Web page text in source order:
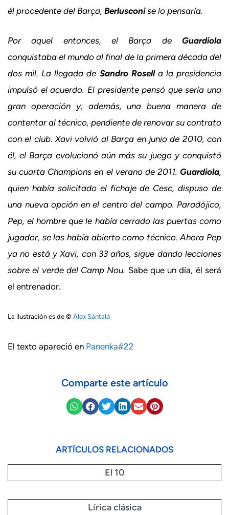
él procedente del Barça, Berlusconise lo pensaría.
Por aquel entonces, el Barça de Guardiola
conquistaba el mundo al final de la primera década del
dos mil. La llegada de Sandro Rosella la presidencia
impulsó el acuerdo. El presidente pensó que sería una
gran operación y, además, una buena manera de
contentar al técnico, pendiente de renovar su contrato
con el club. Xavi volvió al Barça en junio de 2010, con
él, el Barça evolucionó aún más su juego y conquistó
su cuarta Champions en el verano de 2011. Guardiola,
quien había solicitado el fichaje de Cesc, dispuso de
una nueva opción en el centro del campo. Paradójico,
Pep, el hombre que le había cerrado las puertas como
jugador, se las había abierto como técnico. Ahora Pep
ya no está y Xavi, con 33 años, sigue dando lecciones
sobre el verde del Camp Nou. Sabe que un día, él será
el entrenador.
La ilustración es de © Alex Santaló
El texto apareció en Panenka#22
Comparte este artículo
ARTÍCULOS RELACIONADOS
El 10
Lírica clásica